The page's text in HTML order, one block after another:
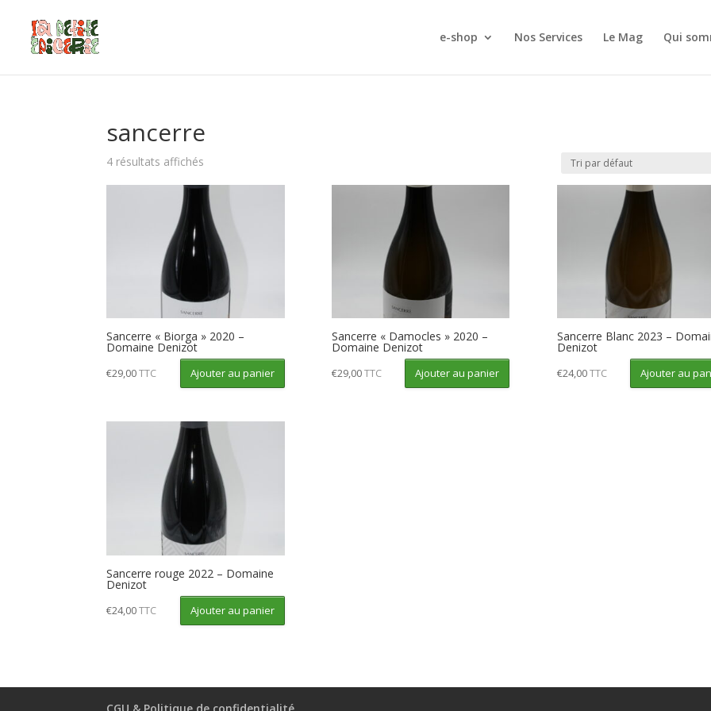
e-shop Nos Services Le Mag Qui
sancerre
4 résultats affichés
Sancerre « Biorga » 2020 –
Domaine Denizot
€29,00 TTC Ajouter au panier
Sancerre « Damocles » 2020 –
Domaine Denizot
€29,00TTC Ajouter au panier
Sancerre Blanc 2023 –
Denizot
€24,00 TTC Ajouter au
Sancerre rouge 2022 – Domaine
Denizot
€24,00 TTC Ajouter au panier